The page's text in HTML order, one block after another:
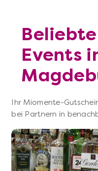
Events
Ihr Miomente-
bei Partnern in